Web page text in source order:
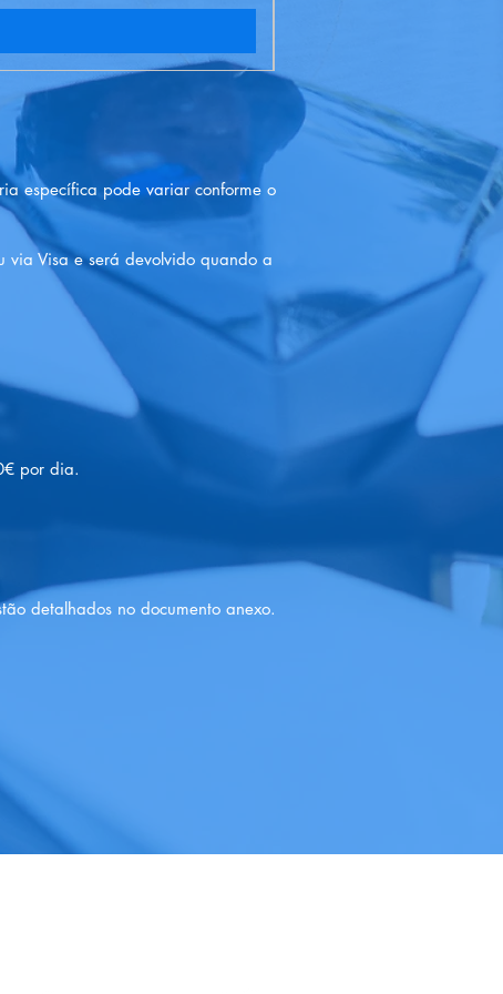
específica pode variar conforme o
via Visa e será devolvido quando a
por dia.
detalhados no documento anexo.